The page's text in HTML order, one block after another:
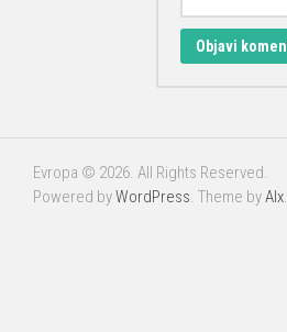
Evropa © 2026. All Rights Reserved.
Powered byWordPress. Theme byAlx.